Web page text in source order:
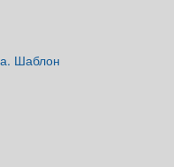
Шаблон